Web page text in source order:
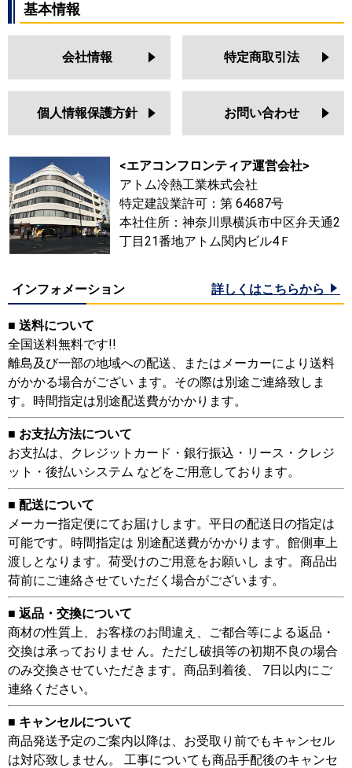
基本情報
会社情報 特定商取引法
個人情報保護方針 お問い合わせ
<エアコンフロンティア運営会社>
アトム冷熱工業株式会社
特定建設業許可：第 64687号
本社住所：神奈川県横浜市中区弁天通2
丁目21番地アトム関内ビル4Ｆ
インフォメーション 詳しくはこちらから
■ 送料について
全国送料無料です!!
離島及び一部の地域への配送、またはメーカーにより送料
がかかる場合がござい ます。その際は別途ご連絡致しま
す。時間指定は別途配送費がかかります。
■ お支払方法について
お支払は、クレジットカード・銀行振込・リース・クレジ
ット・後払いシステム などをご用意しております。
■ 配送について
メーカー指定便にてお届けします。平日の配送日の指定は
可能です。時間指定は 別途配送費がかかります。館側車上
渡しとなります。荷受けのご用意をお願いし ます。商品出
荷前にご連絡させていただく場合がございます。
■ 返品・交換について
商材の性質上、お客様のお間違え、ご都合等による返品・
交換は承っておりませ ん。ただし破損等の初期不良の場合
のみ交換させていただきます。商品到着後、 7日以内にご
連絡ください。
■ キャンセルについて
商品発送予定のご案内以降は、お受取り前でもキャンセル
は対応致しません。 工事についても商品手配後のキャンセ